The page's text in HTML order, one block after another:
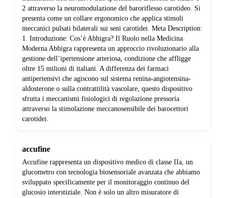
2 attraverso la neuromodulazione del baroriflesso carotideo. Si
presenta come un collare ergonomico che applica stimoli
meccanici pulsati bilaterali sui seni carotidei. Meta Description:
1. Introduzione: Cos’è Abhigra? Il Ruolo nella Medicina
Moderna Abhigra rappresenta un approccio rivoluzionario alla
gestione dell’ipertensione arteriosa, condizione che affligge
oltre 15 milioni di italiani. A differenza dei farmaci
antipertensivi che agiscono sul sistema renina-angiotensina-
aldosterone o sulla contrattilità vascolare, questo dispositivo
sfrutta i meccanismi fisiologici di regolazione pressoria
attraverso la stimolazione meccanosensibile dei barocettori
carotidei.
accufine
Accufine rappresenta un dispositivo medico di classe IIa, un
glucometro con tecnologia biosensoriale avanzata che abbiamo
sviluppato specificamente per il monitoraggio continuo del
glucosio interstiziale. Non è solo un altro misuratore di